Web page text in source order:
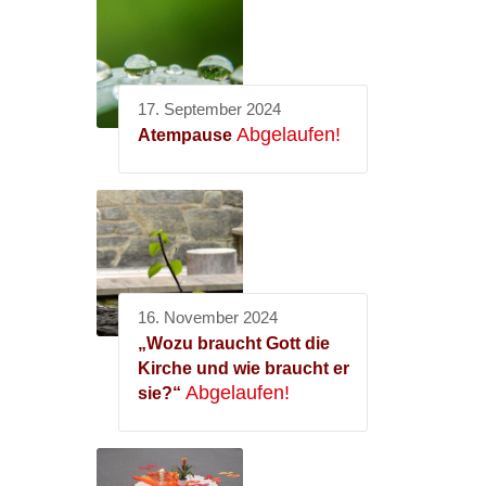
17. September 2024
Atempause Abgelaufen!
16. November 2024
„Wozu braucht Gott die
Kirche und wie braucht er
sie?“ Abgelaufen!